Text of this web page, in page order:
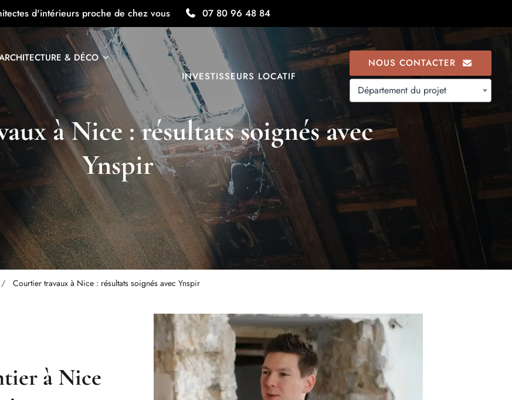
d'intérieurs proche de chez vous 07 80 96 48 84
& DÉCO
INVESTISSEURS LOCATIF
NOUS CONTACTER
Département du projet
à Nice : résultats soignés avec
Ynspir
Courtier travaux à Nice : résultats soignés avec Ynspir
à Nice